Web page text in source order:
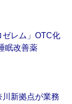
ゼレム」OTC化
眠改善薬
川新拠点が業務